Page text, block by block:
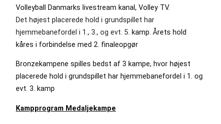
Volleyball Danmarks livestream kanal, Volley TV.
Det højest placerede hold i grundspillet har
hjemmebanefordel i 1., 3., og evt. 5 . kamp. Årets hold
kåres i forbindelse med 2. finaleopgør
Bronzekampene spilles bedst af 3 kampe, hvor højest
placerede hold i grundspillet har hjemmebanefordel i 1. og
evt. 3. kamp
Kampprogram Medaljekampe